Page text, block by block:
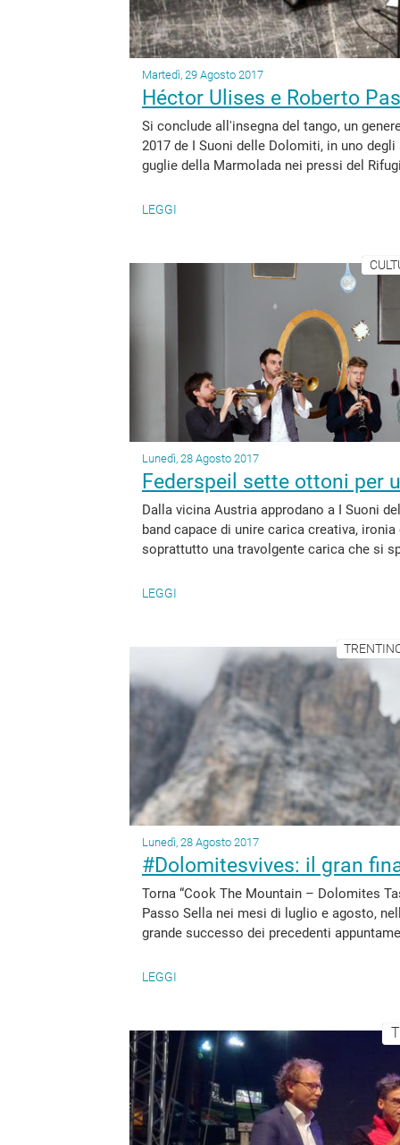
Martedì, 29 Agosto 2017
Héctor Ulises e Roberto
Si conclude all'insegna del tango, un
2017 de I Suoni delle Dolomiti, in uno
guglie della Marmolada nei pressi del
LEGGI
Lunedì, 28 Agosto 2017
Federspeil sette ottoni per
Dalla vicina Austria approdano a I Suoni
band capace di unire carica creativa,
soprattutto una travolgente carica che si
LEGGI
Lunedì, 28 Agosto 2017
#Dolomitesvives: il gran
Torna “Cook The Mountain – Dolomites
Passo Sella nei mesi di luglio e agosto,
grande successo dei precedenti
LEGGI